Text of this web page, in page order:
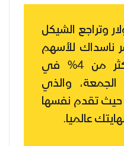
وتراجع الشيكل
للأسهم
التكنولوجية بأكثر من 4% في
والذي
حيث تقدم نفسها
عالميا.